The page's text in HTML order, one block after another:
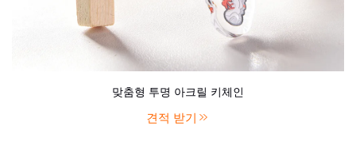
맞춤형 투명 아크릴 키체인
견적 받기